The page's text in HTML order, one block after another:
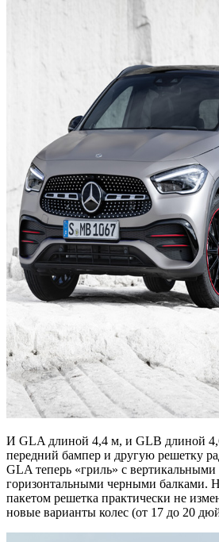
И GLA длиной 4,4 м, и GLB длиной
передний бампер и другую решетку
GLA теперь «гриль» с
горизонтальными черными балками.
пакетом решетка практически не
новые варианты колес (от 17 до 20